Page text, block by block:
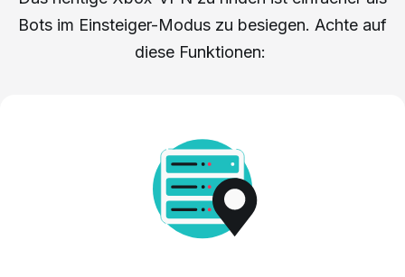
Bots im Einsteiger-Modus zu besiegen. Achte auf
diese Funktionen: